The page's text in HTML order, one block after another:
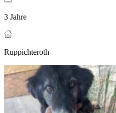
3 Jahre
Ruppichteroth